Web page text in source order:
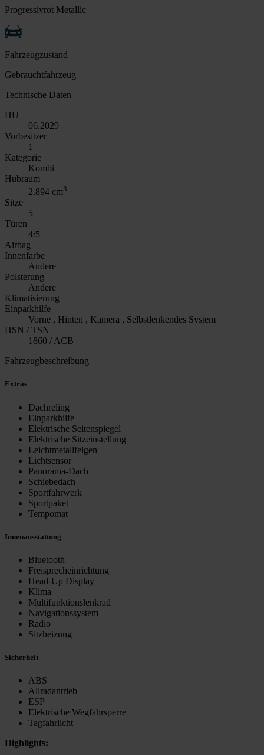
Progressivrot Metallic
Fahrzeugzustand
Gebrauchtfahrzeug
Technische Daten
HU
06.2029
Vorbesitzer
1
Kategorie
Kombi
Hubraum
2.894 cm3
Sitze
5
Türen
4/5
Airbag
Innenfarbe
Andere
Polsterung
Andere
Klimatisierung
Einparkhilfe
Vorne , Hinten , Kamera , Selbstlenkendes System
HSN / TSN
1860 / ACB
Fahrzeugbeschreibung
Extras
Dachreling
Einparkhilfe
Elektrische Seitenspiegel
Elektrische Sitzeinstellung
Leichtmetallfelgen
Lichtsensor
Panorama-Dach
Schiebedach
Sportfahrwerk
Sportpaket
Tempomat
Innenausstattung
Bluetooth
Freisprecheinrichtung
Head-Up Display
Klima
Multifunktionslenkrad
Navigationssystem
Radio
Sitzheizung
Sicherheit
ABS
Allradantrieb
ESP
Elektrische Wegfahrsperre
Tagfahrlicht
Highlights: